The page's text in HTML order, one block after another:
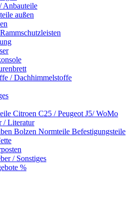
Anbauteile
außen
/ Dachhimmelstoffe
Citroen C25 / Peugeot J5/ WoMo
/ Literatur
Bolzen Normteile Befestigungsteile
/ Sonstiges
%